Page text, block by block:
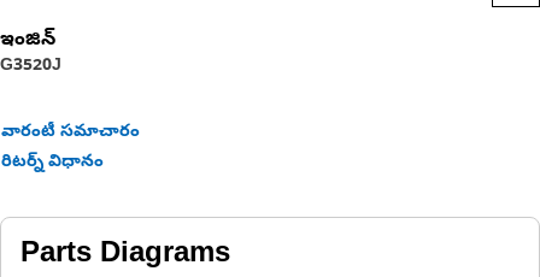
ఇంజిన్
G3520J
వారంటీ సమాచారం
రిటర్న్ విధానం
Parts Diagrams